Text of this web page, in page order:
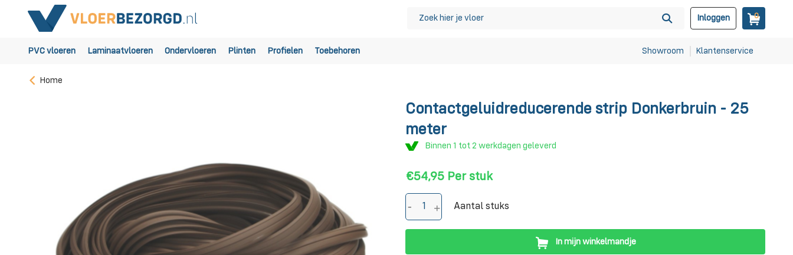
Inloggen 0
PVC vloeren Laminaatvloeren Ondervloeren Plinten Profielen Toebehoren Showroom Klantenservice
Home
Contactgeluidreducerende strip Donkerbruin - 25
meter
Binnen 1 tot 2 werkdagen geleverd
€54,95 Per stuk
Aantal stuks
In mijn winkelmandje